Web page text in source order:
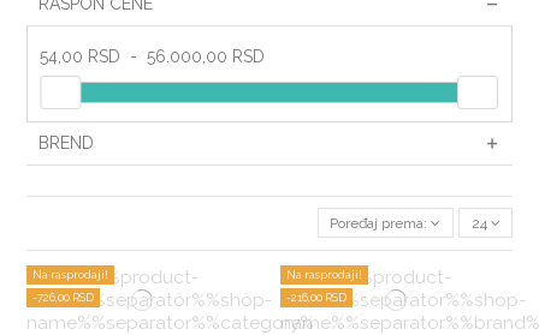
54,00 RSD - 56.000,00 RSD
BREND
Poređaj prema: 24
Na rasprodaji!
-726,00 RSD
Na rasprodaji!
-216,00 RSD